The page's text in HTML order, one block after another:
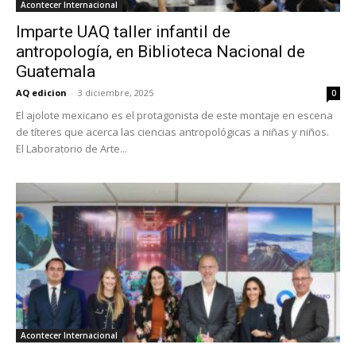
Acontecer Internacional
Imparte UAQ taller infantil de
antropología, en Biblioteca Nacional de
Guatemala
AQ edicion - 3 diciembre, 2025 0
El ajolote mexicano es el protagonista de este montaje en escena
de títeres que acerca las ciencias antropológicas a niñas y niños.
El Laboratorio de Arte...
Acontecer Internacional